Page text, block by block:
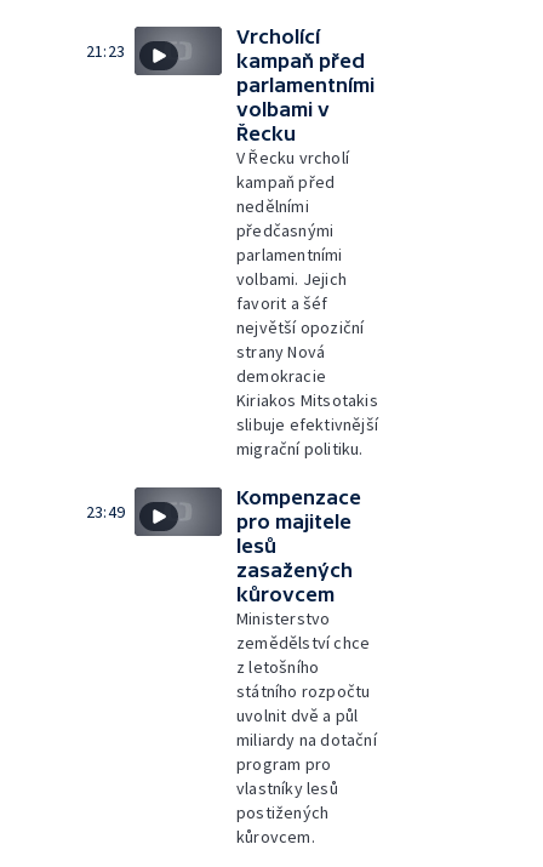
21:23
Vrcholící
kampaň před
parlamentními
volbami v
Řecku
V Řecku vrcholí
kampaň před
nedělními
předčasnými
parlamentními
volbami. Jejich
favorit a šéf
největší opoziční
strany Nová
demokracie
Kiriakos Mitsotakis
slibuje efektivnější
migrační politiku.
23:49
Kompenzace
pro majitele
lesů
zasažených
kůrovcem
Ministerstvo
zemědělství chce
z letošního
státního rozpočtu
uvolnit dvě a půl
miliardy na dotační
program pro
vlastníky lesů
postižených
kůrovcem.